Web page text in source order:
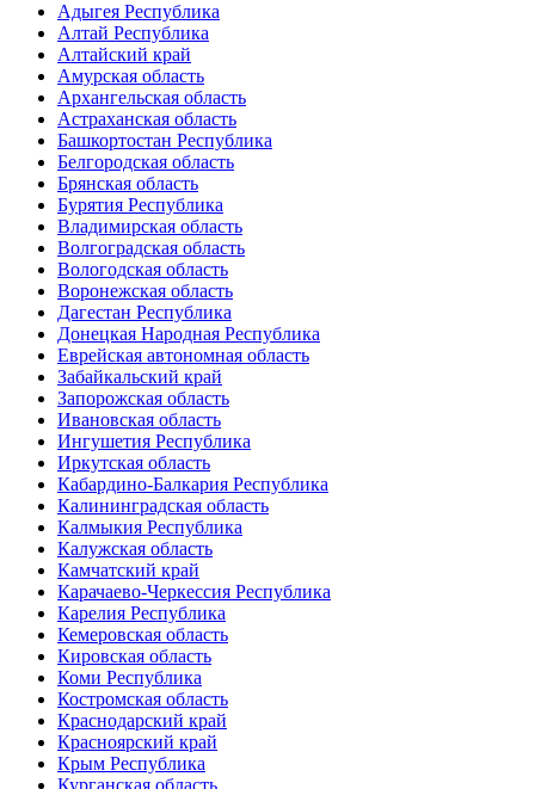
Адыгея Республика
Алтай Республика
Алтайский край
Амурская область
Архангельская область
Астраханская область
Башкортостан Республика
Белгородская область
Брянская область
Бурятия Республика
Владимирская область
Волгоградская область
Вологодская область
Воронежская область
Дагестан Республика
Донецкая Народная Республика
Еврейская автономная область
Забайкальский край
Запорожская область
Ивановская область
Ингушетия Республика
Иркутская область
Кабардино-Балкария Республика
Калининградская область
Калмыкия Республика
Калужская область
Камчатский край
Карачаево-Черкессия Республика
Карелия Республика
Кемеровская область
Кировская область
Коми Республика
Костромская область
Краснодарский край
Красноярский край
Крым Республика
Курганская область